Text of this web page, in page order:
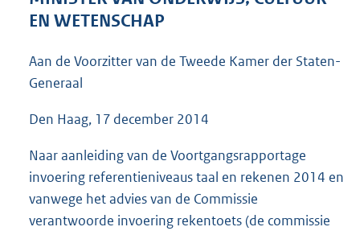
b
EN WETENSCHAP
Aan de Voorzitter van de Tweede Kamer der Staten-
Generaal
Den Haag, 17 december 2014
Naar aanleiding van de Voortgangsrapportage
invoering referentieniveaus taal en rekenen 2014 en
vanwege het advies van de Commissie
verantwoorde invoering rekentoets (de commissie